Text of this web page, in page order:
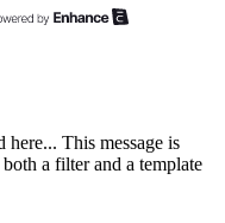
This message is
a filter and a template